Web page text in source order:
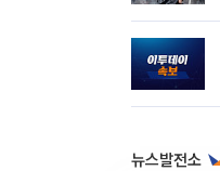
뉴스발전소